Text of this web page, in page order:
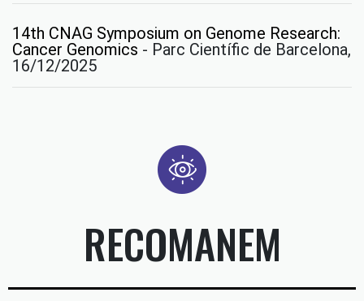
14th CNAG Symposium on Genome Research:
Cancer Genomics - Parc Científic de Barcelona,
16/12/2025
RECOMANEM